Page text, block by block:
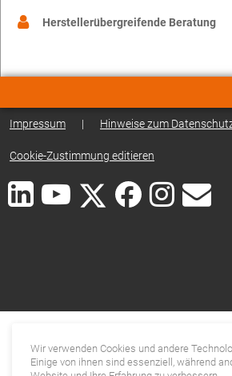
Herstellerübergreifende Beratung
Impressum | Hinweise zum
Cookie-Zustimmung editieren
Wir verwenden Cookies und andere
Einige von ihnen sind essenziell, während